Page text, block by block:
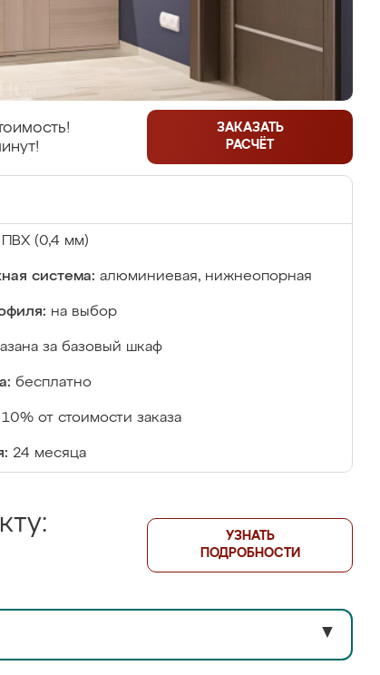
ЗАКАЗАТЬ
РАСЧЁТ
ПВХ (0,4 мм)
система: алюминиевая, нижнеопорная
на выбор
за базовый шкаф
бесплатно
10% от стоимости заказа
24 месяца
УЗНАТЬ
ПОДРОБНОСТИ
▼